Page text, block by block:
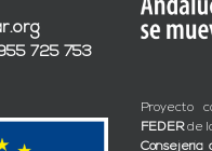
725 753
Proyecto
FEDERde
Consejería